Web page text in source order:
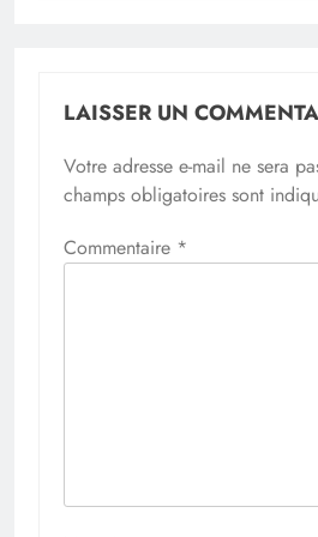
LAISSER UN
Votre adresse e-mail ne sera
champs obligatoires sont
Commentaire *